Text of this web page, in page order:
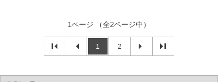
1ページ （全2ページ中）
1 2